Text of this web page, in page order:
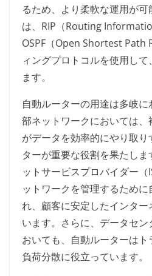
るため、より柔軟な運用が
は、RIP（Routing
OSPF（Open Shortest Path
ィングプロトコルを使用し
ます。
自動ルーターの用途は多岐
部ネットワークにおいては
がデータを効率的にやり取
ターが重要な役割を果たし
ットサービスプロバイダー
ットワークを管理するため
れ、顧客に安定したインタ
います。さらに、データセ
おいても、自動ルーターは
負荷分散に役立っています。